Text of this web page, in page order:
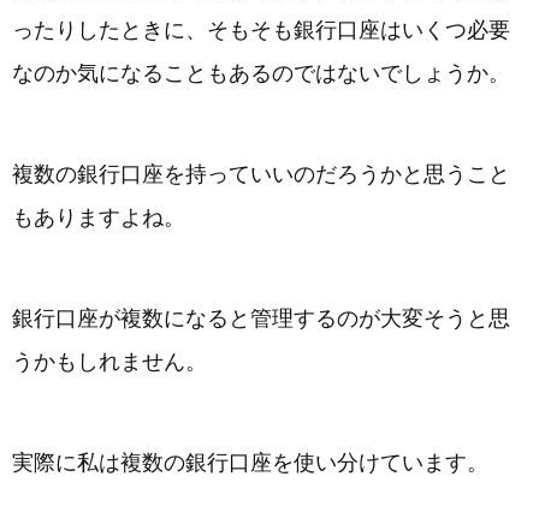
ったりしたときに、そもそも銀行口座はいくつ必要
なのか気になることもあるのではないでしょうか。
複数の銀行口座を持っていいのだろうかと思うこと
もありますよね。
銀行口座が複数になると管理するのが大変そうと思
うかもしれません。
実際に私は複数の銀行口座を使い分けています。